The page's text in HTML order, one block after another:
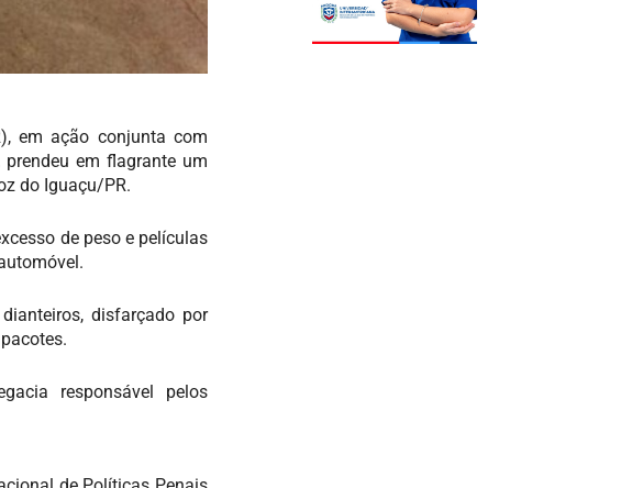
em ação conjunta com
em flagrante um
do Iguaçu/PR.
de peso e películas
disfarçado por
responsável pelos